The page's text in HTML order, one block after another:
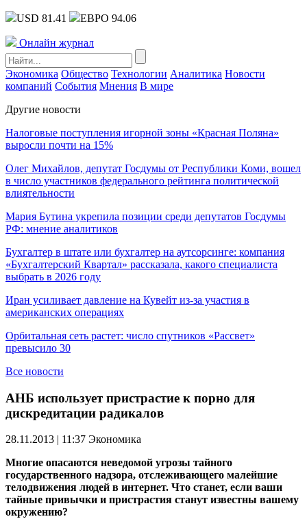
USD 81.41 ЕВРО 94.06
Онлайн журнал
Экономика Общество Технологии Аналитика Новости
компаний События Мнения В мире
Другие новости
Налоговые поступления игорной зоны «Красная Поляна»
выросли почти на 15%
Олег Михайлов, депутат Госдумы от Республики Коми, вошел
в число участников федерального рейтинга политической
влиятельности
Мария Бутина укрепила позиции среди депутатов Госдумы
РФ: мнение аналитиков
Бухгалтер в штате или бухгалтер на аутсорсинге: компания
«Бухгалтерский Квартал» рассказала, какого специалиста
выбрать в 2026 году
Иран усиливает давление на Кувейт из-за участия в
американских операциях
Орбитальная сеть растет: число спутников «Рассвет»
превысило 30
Все новости
АНБ использует пристрастие к порно для
дискредитации радикалов
28.11.2013 | 11:37 Экономика
Многие опасаются неведомой угрозы тайного
государственного надзора, отслеживающего малейшие
телодвижения людей в интернет. Что станет, если ваши
тайные привычки и пристрастия станут известны вашему
окружению?